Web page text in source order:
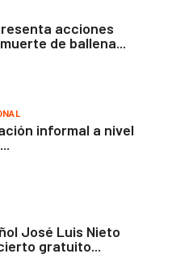
acciones
de ballena...
informal a nivel
José Luis Nieto
gratuito...